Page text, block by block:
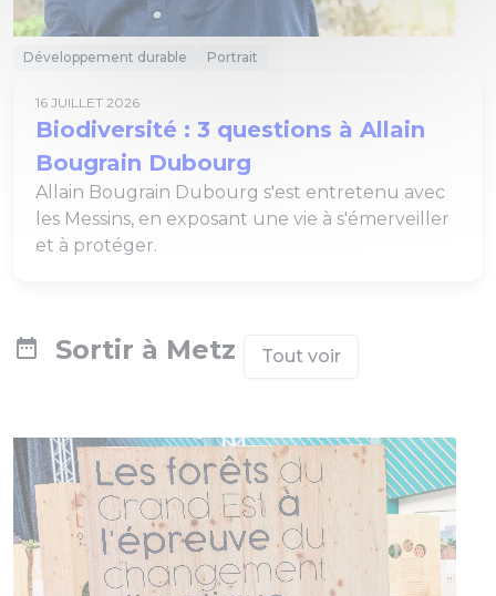
Développement durable Portrait
16 JUILLET 2026
Biodiversité : 3 questions à Allain
Bougrain Dubourg
Allain Bougrain Dubourg s'est entretenu avec
les Messins, en exposant une vie à s'émerveiller
et à protéger.
Sortir à Metz Tout voir